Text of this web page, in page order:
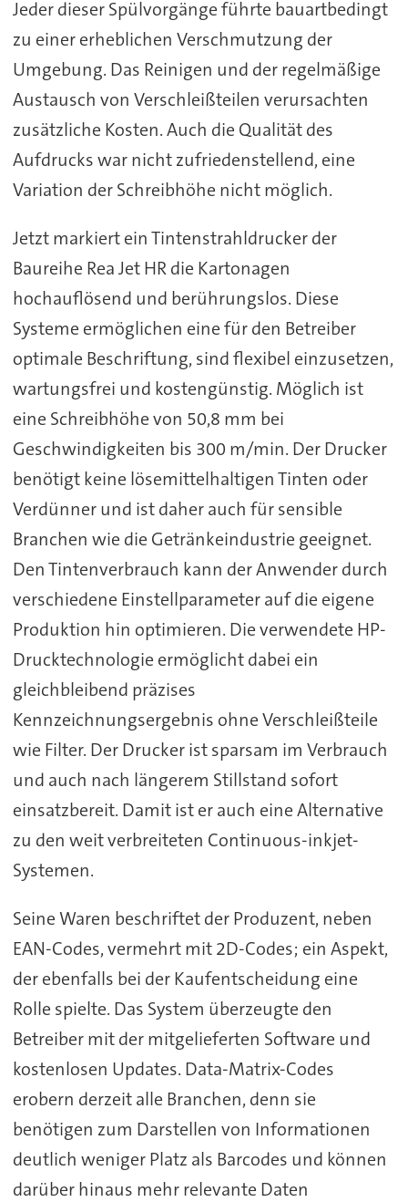
Jeder dieser Spülvorgänge führte bauartbedingt
zu einer erheblichen Verschmutzung der
Umgebung. Das Reinigen und der regelmäßige
Austausch von Verschleißteilen verursachten
zusätzliche Kosten. Auch die Qualität des
Aufdrucks war nicht zufriedenstellend, eine
Variation der Schreibhöhe nicht möglich.
Jetzt markiert ein Tintenstrahldrucker der
Baureihe Rea Jet HR die Kartonagen
hochauflösend und berührungslos. Diese
Systeme ermöglichen eine für den Betreiber
optimale Beschriftung, sind flexibel einzusetzen,
wartungsfrei und kostengünstig. Möglich ist
eine Schreibhöhe von 50,8 mm bei
Geschwindigkeiten bis 300 m/min. Der Drucker
benötigt keine lösemittelhaltigen Tinten oder
Verdünner und ist daher auch für sensible
Branchen wie die Getränkeindustrie geeignet.
Den Tintenverbrauch kann der Anwender durch
verschiedene Einstellparameter auf die eigene
Produktion hin optimieren. Die verwendete HP-
Drucktechnologie ermöglicht dabei ein
gleichbleibend präzises
Kennzeichnungsergebnis ohne Verschleißteile
wie Filter. Der Drucker ist sparsam im Verbrauch
und auch nach längerem Stillstand sofort
einsatzbereit. Damit ist er auch eine Alternative
zu den weit verbreiteten Continuous-inkjet-
Systemen.
Seine Waren beschriftet der Produzent, neben
EAN-Codes, vermehrt mit 2D-Codes; ein Aspekt,
der ebenfalls bei der Kaufentscheidung eine
Rolle spielte. Das System überzeugte den
Betreiber mit der mitgelieferten Software und
kostenlosen Updates. Data-Matrix-Codes
erobern derzeit alle Branchen, denn sie
benötigen zum Darstellen von Informationen
deutlich weniger Platz als Barcodes und können
darüber hinaus mehr relevante Daten